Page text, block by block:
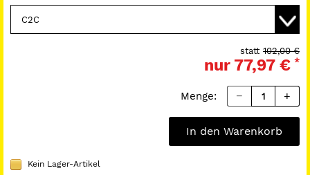
Überlebensrate von 90 % nach 10 Jahren. Das Material
überzeugt durch seine antagonistenfreundlichen
Abrasionseigenschaften, die in Kombination mit
optimalen Lichtleiteffekten und Weißfluoreszenz zu
höchst stabilen, ästhetischen Ergebnissen führen.
Schmelzähnliche Abrasionseigenschaften
Super schnelles Material, da keine Glasur nötig ist
102,00 €
statt
nur 77,97 € *
Menge:
In den Warenkorb
Kein Lager-Artikel